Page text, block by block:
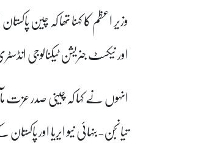
اور نیکسٹ جنریشن ٹیکنالوجی
انہوں نے کہا کہ چینی صدر عزت
تیانجن-بنہائی نیو ایریا اور